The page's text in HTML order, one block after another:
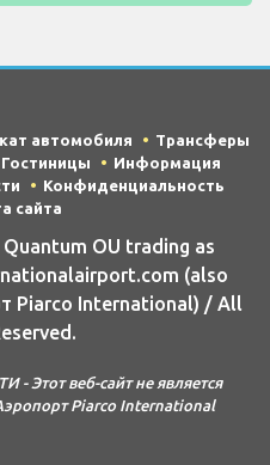
автомобиля
Трансферы
Гостиницы
Информация
Конфиденциальность
сайта
Quantum OU trading as
(also
Piarco International) / All
Этот веб-сайт не является
Piarco International